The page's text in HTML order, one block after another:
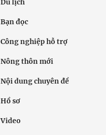
Du lịch
Bạn đọc
Công nghiệp hỗ trợ
Nông thôn mới
Nội dung chuyên đề
Hồ sơ
Video